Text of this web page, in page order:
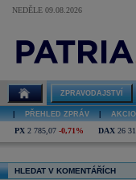
NEDĚLE 09.08.2026
ZPRAVODAJSTVÍ
PŘEHLED ZPRÁV
PX 2 785,07 -0,71% DAX 26
HLEDAT V KOMENTÁŘÍCH